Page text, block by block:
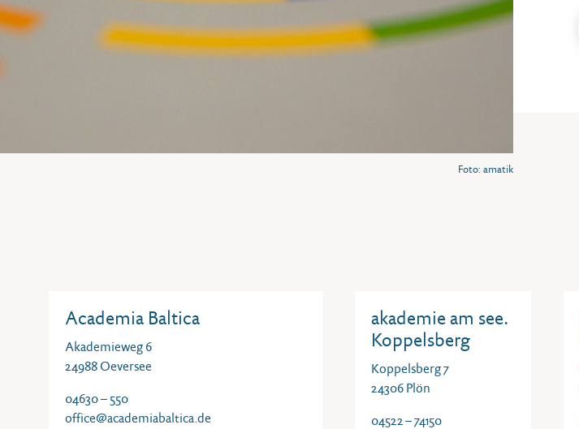
Foto: amatik
Academia Baltica
Akademieweg 6
24988 Oeversee
04630 – 550
office@academiabaltica.de
akademie am see.
Koppelsberg
Koppelsberg 7
24306 Plön
04522 – 74150